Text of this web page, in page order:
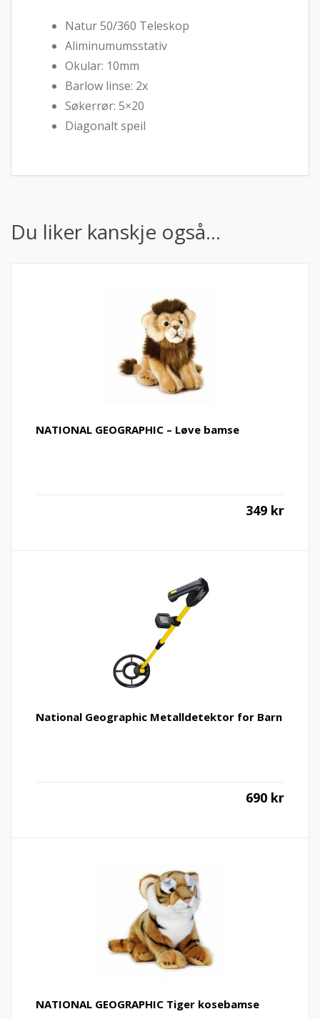
Natur 50/360 Teleskop
Aliminumumsstativ
Okular: 10mm
Barlow linse: 2x
Søkerrør: 5×20
Diagonalt speil
Du liker kanskje også…
NATIONAL GEOGRAPHIC – Løve bamse
349 kr
National Geographic Metalldetektor for Barn
690 kr
NATIONAL GEOGRAPHIC Tiger kosebamse